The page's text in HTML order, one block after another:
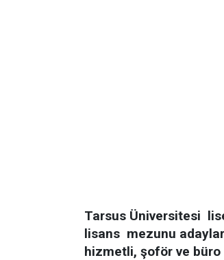
Tarsus Üniversitesi
lisans mezunu
hizmetli, şoför ve büro